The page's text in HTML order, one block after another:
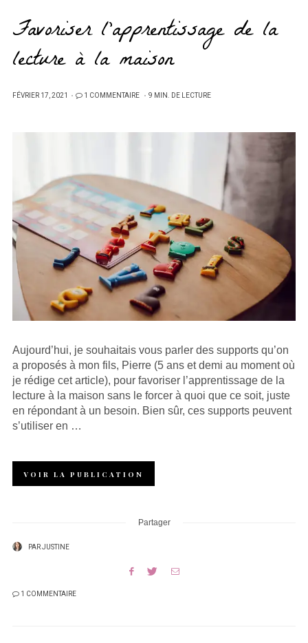
Favoriser l’apprentissage de la
lecture à la maison
PUBLIÉ
FÉVRIER 17, 2021 1 COMMENTAIRE 9 MIN. DE LECTURE
Aujourd’hui, je souhaitais vous parler des supports qu’on
a proposés à mon fils, Pierre (5 ans et demi au moment où
je rédige cet article), pour favoriser l’apprentissage de la
lecture à la maison sans le forcer à quoi que ce soit, juste
en répondant à un besoin. Bien sûr, ces supports peuvent
s’utiliser en …
VOIR LA PUBLICATION
Partager
PARJUSTINE
1 COMMENTAIRE